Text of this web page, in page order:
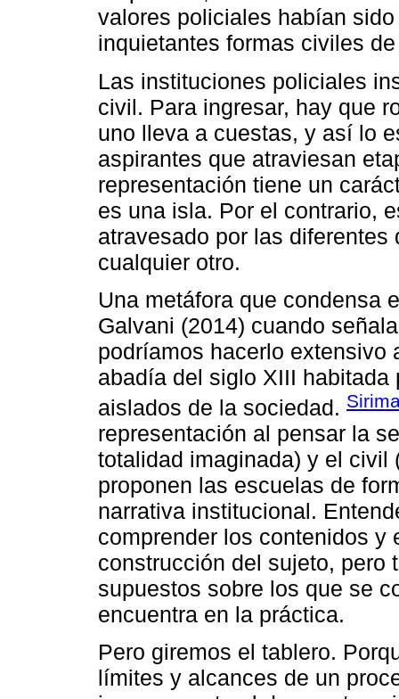
valores policiales habían
inquietantes formas civiles
Las instituciones policiales
civil. Para ingresar, hay que
uno lleva a cuestas, y así lo
aspirantes que atraviesan
representación tiene un
es una isla. Por el contrario,
atravesado por las
cualquier otro.
Una metáfora que condensa
Galvani (2014) cuando
podríamos hacerlo extensivo
abadía del siglo XIII
aislados de la sociedad.
representación al pensar la
totalidad imaginada) y el civil
proponen las escuelas de
narrativa institucional.
comprender los contenidos y
construcción del sujeto, pero
supuestos sobre los que se
encuentra en la práctica.
Pero giremos el tablero.
límites y alcances de un